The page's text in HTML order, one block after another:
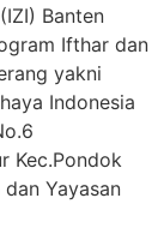
Banten
Ifthar dan
yakni
Indonesia
Kec.Pondok
Yayasan